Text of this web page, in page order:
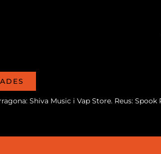
Shiva Music i Vap Store. Reus: